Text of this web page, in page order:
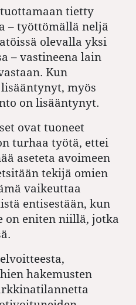
tietty
– työttömällä neljä
olevalla yksi
– vastineena lain
Kun
myös
on lisääntynyt.
ovat tuoneet
turhaa työtä, ettei
aseteta avoimeen
tekijä omien
vaikeuttaa
entisestään, kun
on eniten niillä, jotka
hakemusten